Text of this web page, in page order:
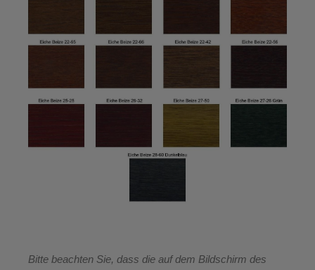
Bitte beachten Sie, dass die auf dem Bildschirm des